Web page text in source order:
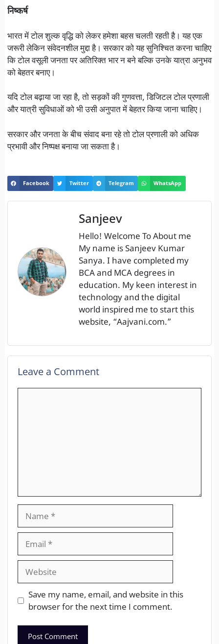
निष्कर्ष
भारत में टोल शुल्क वृद्धि को लेकर हमेशा बहस चलती रहती है। यह एक
जरूरी लेकिन संवेदनशील मुद्दा है। सरकार को यह सुनिश्चित करना चाहिए
कि टोल वसूली जनता पर अतिरिक्त भार न बने बल्कि उनके यात्रा अनुभव
को बेहतर बनाए।
यदि टोल बढ़ाया जा रहा है, तो सड़कों की गुणवत्ता, डिजिटल टोल प्रणाली
और यात्री सुविधाओं को भी उसी अनुपात में बेहतर किया जाना चाहिए।
सरकार और जनता के बीच संवाद बना रहे तो टोल प्रणाली को अधिक
प्रभावी और निष्पक्ष बनाया जा सकता है।
Facebook Twitter Telegram WhatsApp
Sanjeev
Hello! Welcome To About me
My name is Sanjeev Kumar
Sanya. I have completed my
BCA and MCA degrees in
education. My keen interest in
technology and the digital
world inspired me to start this
website, “Aajvani.com.”
Leave a Comment
Save my name, email, and website in this
browser for the next time I comment.